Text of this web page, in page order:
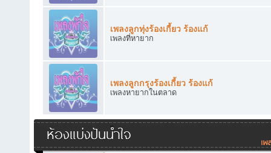
เพลงลูกทุ่งร้องเกี้ยว ร้องแก้
เพลงที่หายาก
เพลงลูกกรุงร้องเกี้ยว ร้องแก้
เพลงหายากในตลาด
ห้องแบ่งปันน้ำใจ